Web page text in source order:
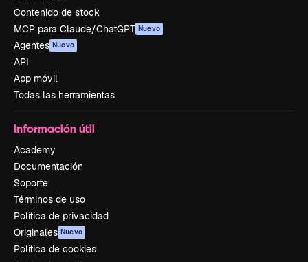
Contenido de stock
MCP para Claude/ChatGPT Nuevo
Agentes Nuevo
API
App móvil
Todas las herramientas
Información útil
Academy
Documentación
Soporte
Términos de uso
Política de privacidad
Originales Nuevo
Política de cookies